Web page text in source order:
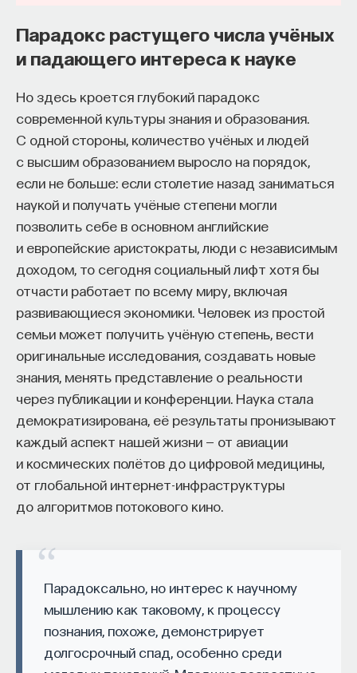
Парадокс растущего числа учёных
и падающего интереса к науке
Но здесь кроется глубокий парадокс
современной культуры знания и образования.
С одной стороны, количество учёных и людей
с высшим образованием выросло на порядок,
если не больше: если столетие назад заниматься
наукой и получать учёные степени могли
позволить себе в основном английские
и европейские аристократы, люди с независимым
доходом, то сегодня социальный лифт хотя бы
отчасти работает по всему миру, включая
развивающиеся экономики. Человек из простой
семьи может получить учёную степень, вести
оригинальные исследования, создавать новые
знания, менять представление о реальности
через публикации и конференции. Наука стала
демократизирована, её результаты пронизывают
каждый аспект нашей жизни — от авиации
и космических полётов до цифровой медицины,
от глобальной интернет-инфраструктуры
до алгоритмов потокового кино.
Парадоксально, но интерес к научному
мышлению как таковому, к процессу
познания, похоже, демонстрирует
долгосрочный спад, особенно среди
Но здесь возникает и другой, гораздо более
трудный вопрос: кто вообще формирует
смысл, на который он работает? Мне кажется,
университет способен быть субъектом —
не просто выполнять внешний заказ,
а самостоятельно выбирать, на какое будущее
он работает. У него должна быть собственная
позиция: сначала определить, какое будущее
он хочет создавать, а затем разворачивать это
в своей деятельности. Когда университет
работает только под заказ, он занимает совсем
другую роль. У классического университета есть
редкая возможность — мыслить на длинной
дистанции и реально влиять на будущее: на то,
как будет мыслить элита, как будет устроена
экономика и как в целом будет разворачиваться
общество».
Знание нельзя просто передать
«Сама проблема гораздо старше, чем может
показаться. Если преподаватель выдает задание,
просто приносит готовый текст, это лишь делает
Но и привычная университетская схема, в которой
преподаватель что-то рассказал, студент что-то
записал, а затем попытался пересказать это
наизусть, тоже почти не оставляет места для